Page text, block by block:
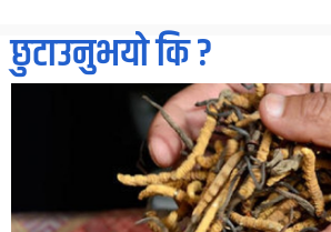
छुटाउनुभयो कि ?